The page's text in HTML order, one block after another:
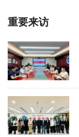
重要来访